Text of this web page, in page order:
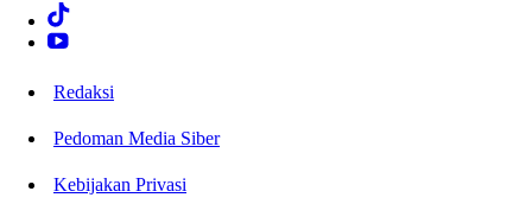
Redaksi
Pedoman Media Siber
Kebijakan Privasi